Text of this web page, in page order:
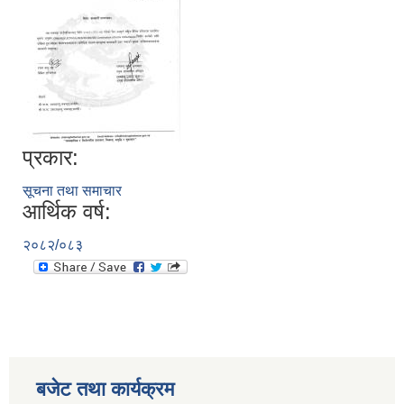
प्रकार:
सूचना तथा समाचार
आर्थिक वर्ष:
२०८२/०८३
बजेट तथा कार्यक्रम